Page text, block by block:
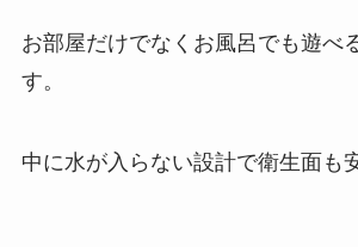
お部屋だけでなくお風呂でも遊べ
す。
中に水が入らない設計で衛生面も